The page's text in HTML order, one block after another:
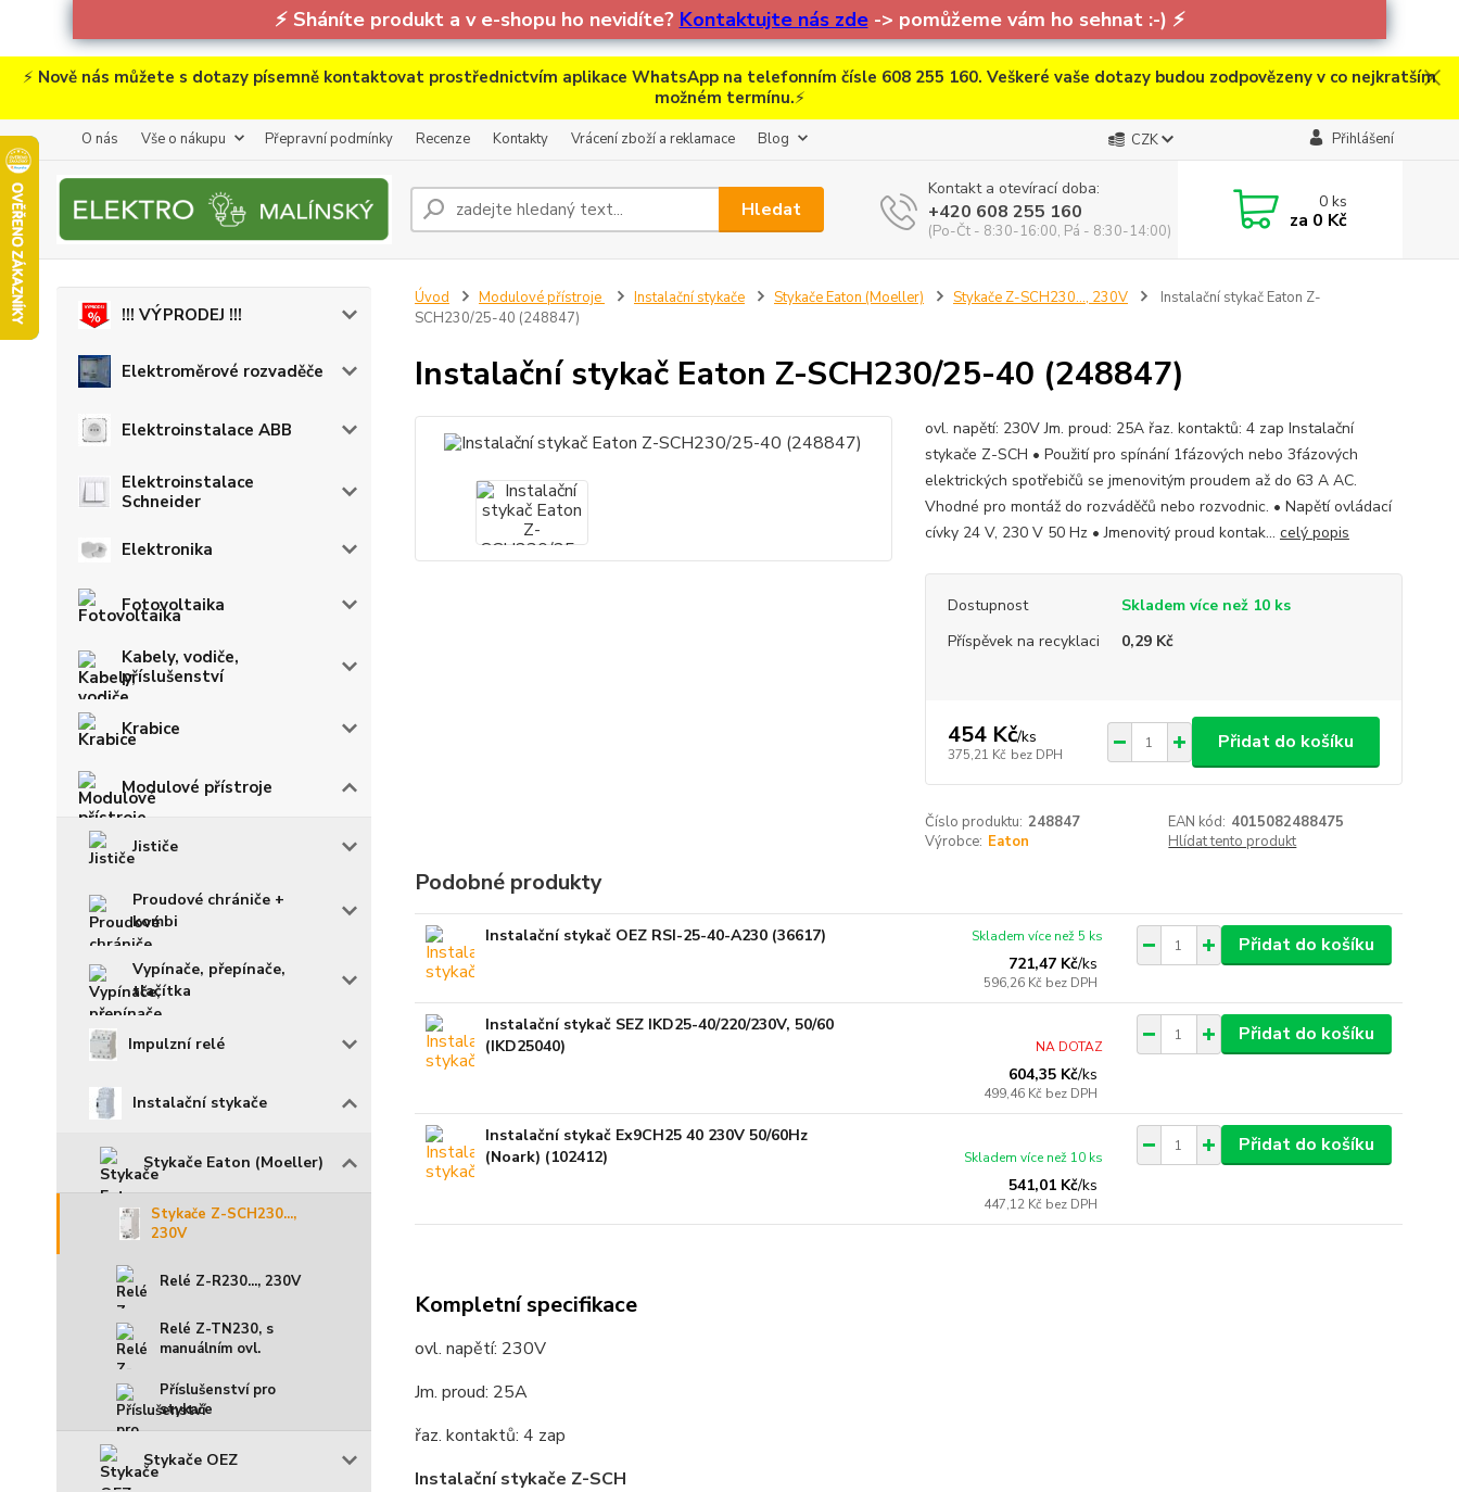
⚡ Sháníte produkt a v e-shopu ho nevidíte? Kontaktujte nás zde-> pomůžeme vám ho sehnat :-) ⚡
⚡ Nově nás můžete s dotazy písemně kontaktovat prostřednictvím aplikace WhatsApp na telefonním čísle 608 255 160. Veškeré vaše dotazy budou zodpovězeny v co nejkratším
možném termínu.⚡
O nás Vše o nákupu Přepravní podmínky Recenze Kontakty Vrácení zboží a reklamace Blog CZK Přihlášení
Hledat
Kontakt a otevírací doba:
+420 608 255 160
(Po-Čt - 8:30-16:00, Pá - 8:30-14:00)
0ks
za 0 Kč
!!! VÝPRODEJ !!!
Elektroměrové rozvaděče
Elektroinstalace ABB
Elektroinstalace
Schneider
Elektronika
Fotovoltaika
Kabely, vodiče,
příslušenství
Krabice
Modulové přístroje
Jističe
Proudové chrániče +
kombi
Vypínače, přepínače,
tlačítka
Impulzní relé
Instalační stykače
Stykače Eaton (Moeller)
Stykače Z-SCH230...,
230V
Relé Z-R230..., 230V
Relé Z-TN230, s
manuálním ovl.
Příslušenství pro
stykače
Stykače OEZ
Úvod Modulové přístroje Instalační stykače Stykače Eaton (Moeller) Stykače Z-SCH230..., 230V
Instalační stykač Eaton Z-
SCH230/25-40 (248847)
Instalační stykač Eaton Z-SCH230/25-40 (248847)
ovl. napětí: 230V Jm. proud: 25A řaz. kontaktů: 4 zap Instalační
stykače Z-SCH • Použití pro spínání 1fázových nebo 3fázových
elektrických spotřebičů se jmenovitým proudem až do 63 A AC.
Vhodné pro montáž do rozváděčů nebo rozvodnic. • Napětí ovládací
cívky 24 V, 230 V 50 Hz • Jmenovitý proud kontak... celý popis
Dostupnost
Skladem více než 10 ks
Příspěvek na recyklaci
0,29 Kč
454 Kč/ks
375,21 Kč bez DPH
Přidat do košíku
Číslo produktu: 248847 EAN kód: 4015082488475
Výrobce: Eaton Hlídat tento produkt
Podobné produkty
Instalační stykač OEZ RSI-25-40-A230 (36617)
721,47 Kč/ks
596,26 Kč bez DPH
Skladem více než 5 ks Přidat do košíku
Instalační stykač SEZ IKD25-40/220/230V, 50/60
(IKD25040)
604,35 Kč/ks
499,46 Kč bez DPH
NA DOTAZ
Přidat do košíku
Instalační stykač Ex9CH25 40 230V 50/60Hz
(Noark) (102412)
541,01 Kč/ks
447,12 Kč bez DPH
Skladem více než 10 ks
Přidat do košíku
Kompletní specifikace
ovl. napětí: 230V
Jm. proud: 25A
řaz. kontaktů: 4 zap
Instalační stykače Z-SCH